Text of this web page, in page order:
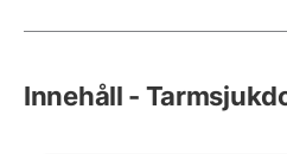
Innehåll -